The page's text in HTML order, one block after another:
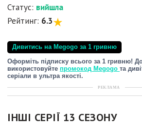
Статус: вийшла
Рейтинг: 6.3
Дивитись на Megogo за 1 гривню
Оформіть підписку всього за 1 гривню!
використовуйте промокод Megogo та
серіали в ультра якості.
РЕКЛАМА
ІНШІ СЕРІЇ 13 СЕЗОНУ